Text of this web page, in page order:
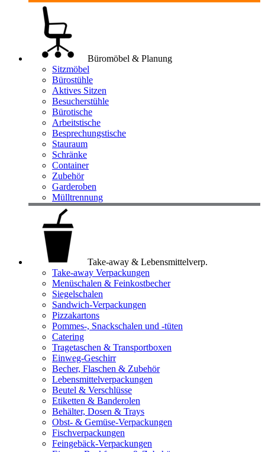
Büromöbel & Planung
Sitzmöbel
Bürostühle
Aktives Sitzen
Besucherstühle
Bürotische
Arbeitstische
Besprechungstische
Stauraum
Schränke
Container
Zubehör
Garderoben
Mülltrennung
Take-away & Lebensmittelverp.
Take-away Verpackungen
Menüschalen & Feinkostbecher
Siegelschalen
Sandwich-Verpackungen
Pizzakartons
Pommes-, Snackschalen und -tüten
Catering
Tragetaschen & Transportboxen
Einweg-Geschirr
Becher, Flaschen & Zubehör
Lebensmittelverpackungen
Beutel & Verschlüsse
Etiketten & Banderolen
Behälter, Dosen & Trays
Obst- & Gemüse-Verpackungen
Fischverpackungen
Feingebäck-Verpackungen